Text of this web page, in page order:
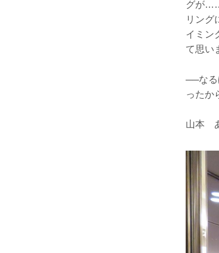
グが
リング
イミン
て思い
──なる
ったか
山本